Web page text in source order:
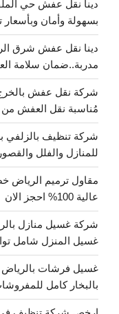
بسهولة وأمان وبأسعار
مدربة..ضمان سلامة
مُناسبة نقل العفش
للمنازل والفلل
عالية 100% احجز الان
غسيل المنزل شامل
بالبخار كامل